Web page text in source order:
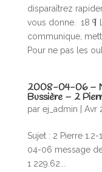
disparaîtrez
vous donne. 18 ¶
communique,
Pour ne pas les
2008-04-06 –
Bussière – 2
par ej_admin Avr
Sujet : 2 Pierre
04-06 message
1 229.62...